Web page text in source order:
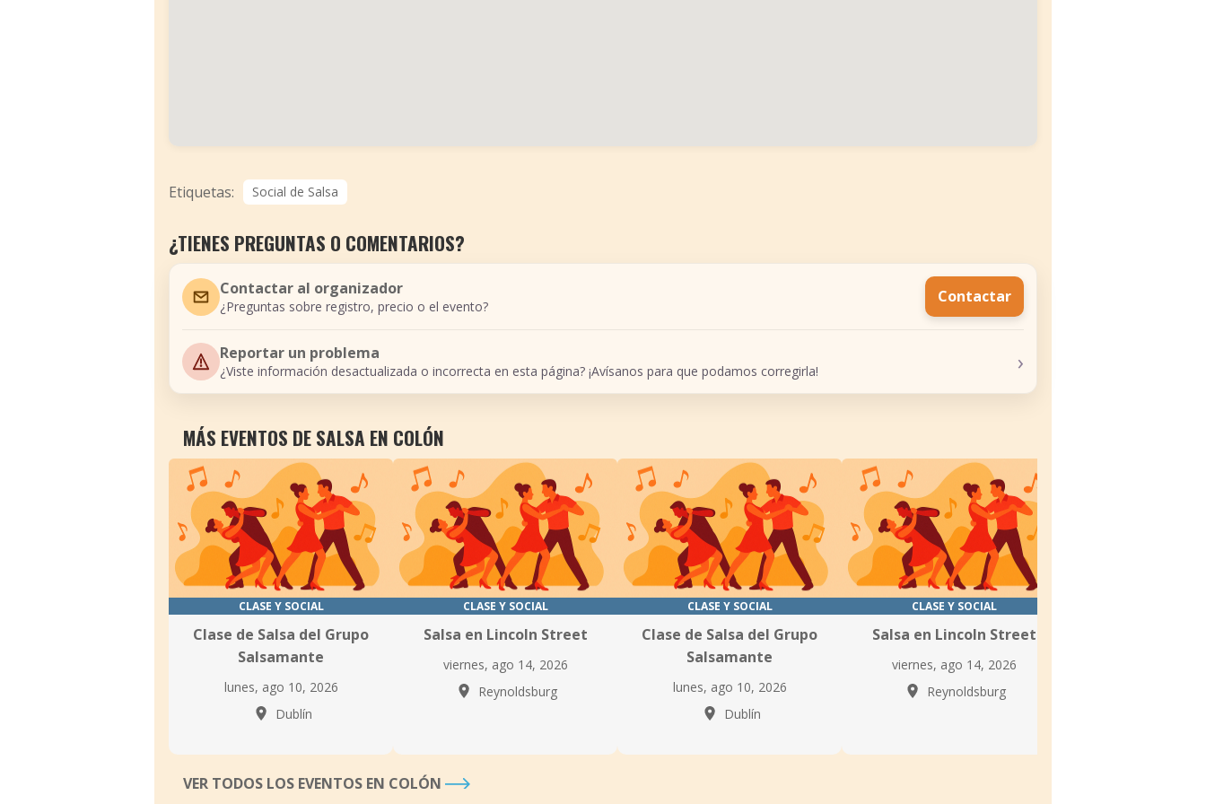
Etiquetas: Social de Salsa
¿TIENES PREGUNTAS O COMENTARIOS?
Contactar al organizador
¿Preguntas sobre registro, precio o el evento? Contactar
Reportar un problema
¿Viste información desactualizada o incorrecta en esta página? ¡Avísanos para que podamos corregirla! ›
MÁS EVENTOS DE SALSA EN COLÓN
CLASE Y SOCIAL
Clase de Salsa del Grupo
Salsamante
lunes, ago 10, 2026
Dublín
CLASE Y SOCIAL
Salsa en Lincoln Street
viernes, ago 14, 2026
Reynoldsburg
CLASE Y SOCIAL
Clase de Salsa del Grupo
Salsamante
lunes, ago 10, 2026
Dublín
CLASE Y SOCIAL
Salsa en Lincoln Street
viernes, ago 14, 2026
Reynoldsburg
VER TODOS LOS EVENTOS EN COLÓN